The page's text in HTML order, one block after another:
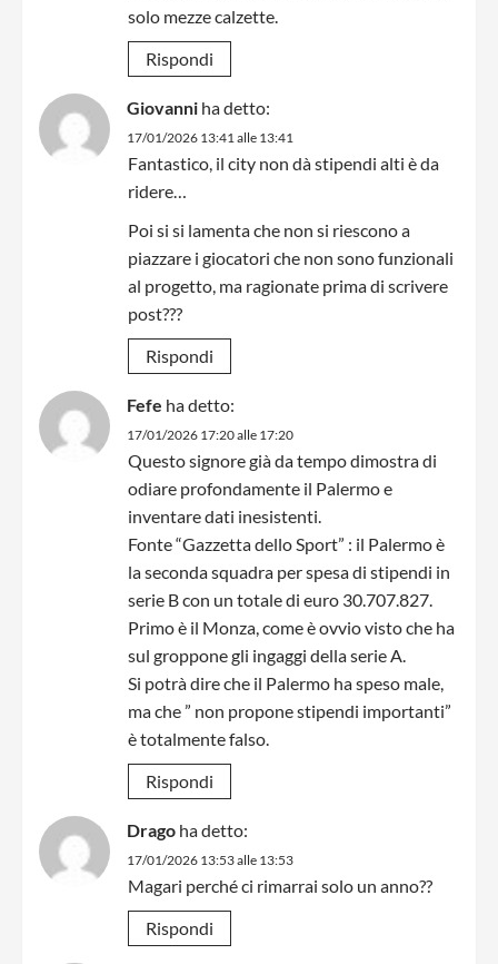
solo mezze calzette.
Rispondi
Giovanni ha detto:
17/01/2026 13:41 alle 13:41
Fantastico, il city non dà stipendi alti è da
ridere…
Poi si si lamenta che non si riescono a
piazzare i giocatori che non sono funzionali
al progetto, ma ragionate prima di scrivere
post???
Rispondi
Fefe ha detto:
17/01/2026 17:20 alle 17:20
Questo signore già da tempo dimostra di
odiare profondamente il Palermo e
inventare dati inesistenti.
Fonte “Gazzetta dello Sport” : il Palermo è
la seconda squadra per spesa di stipendi in
serie B con un totale di euro 30.707.827.
Primo è il Monza, come è ovvio visto che ha
sul groppone gli ingaggi della serie A.
Si potrà dire che il Palermo ha speso male,
ma che ” non propone stipendi importanti”
è totalmente falso.
Rispondi
Drago ha detto:
17/01/2026 13:53 alle 13:53
Magari perché ci rimarrai solo un anno??
Rispondi